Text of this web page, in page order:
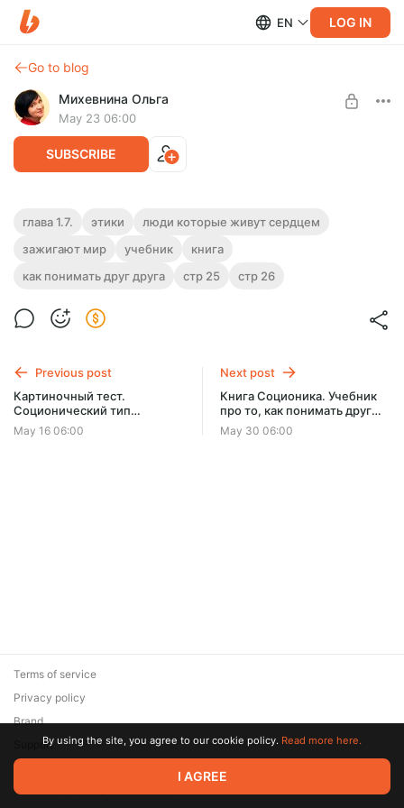
EN LOG IN
Go to blog
Михевнина Ольга
May 23 06:00
SUBSCRIBE
Книга Соционика. Учебник про то, как
понимать друг друга. Глава 1.7
Глава 1.7.Этики. Люди, которые живут сердцем и
Level required:
глава 1.7. этики
люди которые живут сердцем
зажигают мир
учебник
книга
как понимать друг друга
стр 25 стр 26
Previous post
Картиночный тест.
Соционический тип
Робеспьер № 10
May 16 06:00
Next post
Книга Соционика. Учебник
про то, как понимать друг
друга. Глава 1.8
May 30 06:00
© 2026 Zaya Solutions Limited. All rights reserved. All trademarks
are the property of their respective owners.
Terms of service
Privacy policy
Brand
SupportBy using the site, you agree to our cookie policy. Read more here.
I AGREE